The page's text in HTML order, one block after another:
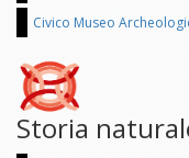
Civico Museo
Storia